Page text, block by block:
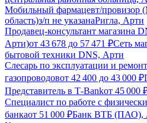
Мобильный фармацевт/провизор
область)з/п не указанаРигла, Арти
Продавец-консультант магазина
Арти)от 43 678 до 57 471 ₽Сеть
бытовой техники DNS, Арти
Слесарь по эксплуатации и
газопроводовот 42 400 до 43 000 ₽
Представитель в Т-Bankот 45 000
Специалист по работе с
банкаот 51 000 ₽Банк ВТБ (ПАО),